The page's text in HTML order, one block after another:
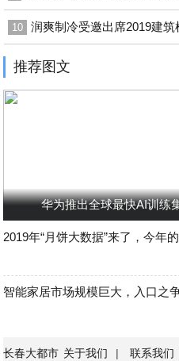
10 润爽制冷受邀出席2019建筑
推荐图文
华为推出全球最快AI训练
2019年“月饼大数据”来了，今年
智能家居市场规模巨大，入口之
长春大都市 关于我们 | 联系我们